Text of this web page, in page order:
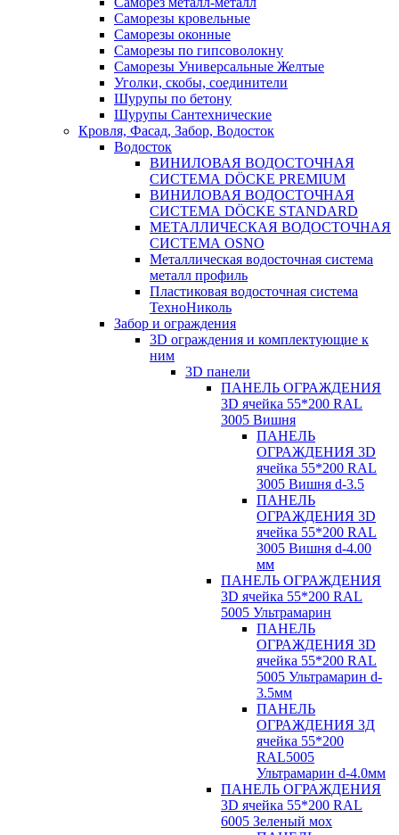
Саморезы кровельные
Саморезы оконные
Саморезы по гипсоволокну
Саморезы Универсальные Желтые
Уголки, скобы, соединители
Шурупы по бетону
Шурупы Сантехнические
Кровля, Фасад, Забор, Водосток
Водосток
ВИНИЛОВАЯ ВОДОСТОЧНАЯ
СИСТЕМА DÖCKE PREMIUM
ВИНИЛОВАЯ ВОДОСТОЧНАЯ
СИСТЕМА DÖCKE STANDARD
МЕТАЛЛИЧЕСКАЯ ВОДОСТОЧНАЯ
СИСТЕМА OSNO
Металлическая водосточная система
металл профиль
Пластиковая водосточная система
ТехноНиколь
Забор и ограждения
3D ограждения и комплектующие к
ним
3D панели
ПАНЕЛЬ ОГРАЖДЕНИЯ
3D ячейка 55*200 RAL
3005 Вишня
ПАНЕЛЬ
ОГРАЖДЕНИЯ 3D
ячейка 55*200 RAL
3005 Вишня d-3.5
ПАНЕЛЬ
ОГРАЖДЕНИЯ 3D
ячейка 55*200 RAL
3005 Вишня d-4.00
мм
ПАНЕЛЬ ОГРАЖДЕНИЯ
3D ячейка 55*200 RAL
5005 Ультрамарин
ПАНЕЛЬ
ОГРАЖДЕНИЯ 3D
ячейка 55*200 RAL
5005 Ультрамарин d-
3.5мм
ПАНЕЛЬ
ОГРАЖДЕНИЯ 3Д
ячейка 55*200
RAL5005
Ультрамарин d-4.0мм
ПАНЕЛЬ ОГРАЖДЕНИЯ
3D ячейка 55*200 RAL
6005 Зеленый мох